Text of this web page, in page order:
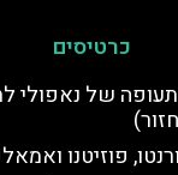
כרטיסים
של נאפולי
פוזיטנו